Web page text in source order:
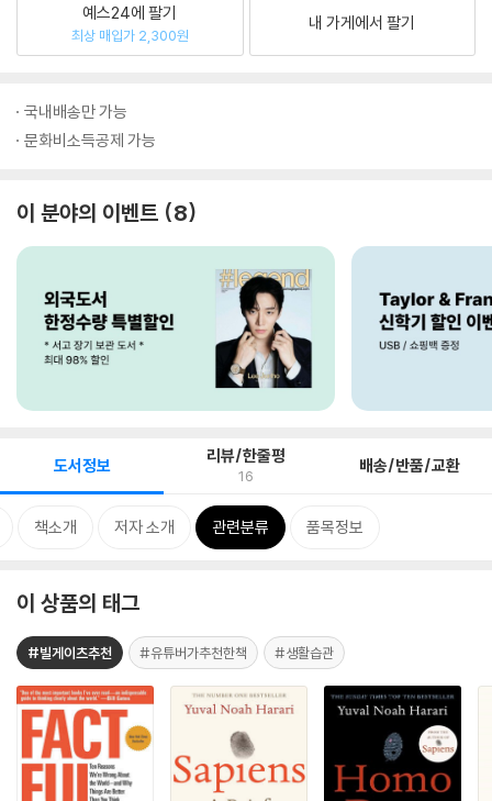
예스24에 팔기
최상 매입가 2,300원
내 가게에서 팔기
국내배송만 가능
문화비소득공제 가능
이 분야의 이벤트 8
도서정보 리뷰/한줄평
16 배송/반품/교환
책소개 저자 소개 관련분류 품목정보
이 상품의 태그
#빌게이츠추천 #유튜버가추천한책 #생활습관